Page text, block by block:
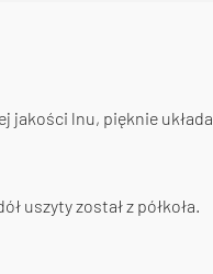
jakości lnu, pięknie
uszyty został z półkoła.